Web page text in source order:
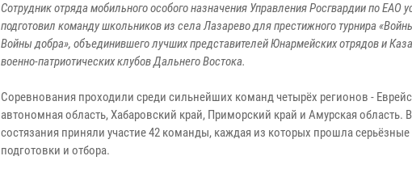
Сотрудник отряда мобильного особого назначения Управления Росгвардии по ЕАО
подготовил команду школьников из села Лазарево для престижного турнира
Войны добра», объединившего лучших представителей Юнармейских отрядов и
военно-патриотических клубов Дальнего Востока.
Соревнования проходили среди сильнейших команд четырёх регионов -
автономная область, Хабаровский край, Приморский край и Амурская область.
состязания приняли участие 42 команды, каждая из которых прошла серьёзные
подготовки и отбора.